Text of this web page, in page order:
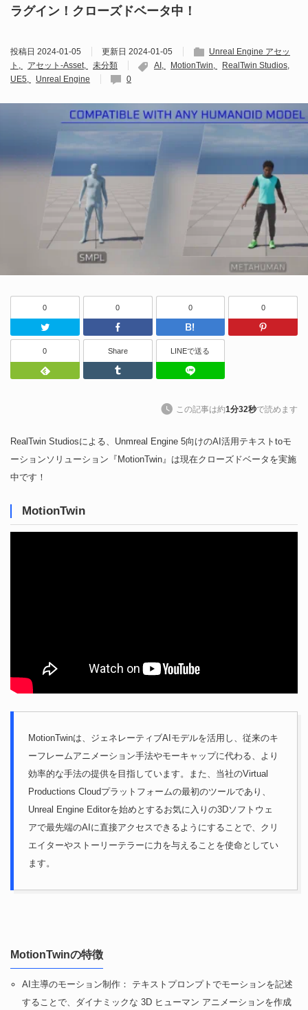
ラグイン！クローズドベータ中！
投稿日 2024-01-05 更新日 2024-01-05
Unreal Engine アセッ
ト
アセット-Asset 未分類 AI MotionTwin
RealTwin Studios
UE5
Unreal Engine 0
0
Twitter
0
Facebook
0
はてなブッ
0
0
Feedly
Share
Tumblr
LINEで送る
この記事は約1分32秒で読めます
RealTwin Studiosによる、Unmreal Engine 5向けのAI活用テキストtoモ
ーションソリューション『MotionTwin』は現在クローズドベータを実施
中です！
MotionTwin
MotionTwinは、ジェネレーティブAIモデルを活用し、従来のキ
ーフレームアニメーション手法やモーキャップに代わる、より
効率的な手法の提供を目指しています。また、当社のVirtual
Productions Cloudプラットフォームの最初のツールであり、
Unreal Engine Editorを始めとするお気に入りの3Dソフトウェ
アで最先端のAIに直接アクセスできるようにすることで、クリ
エイターやストーリーテラーに力を与えることを使命としてい
ます。
MotionTwinの特徴
AI主導のモーション制作： テキストプロンプトでモーションを記述
することで、ダイナミックな 3D ヒューマン アニメーションを作成